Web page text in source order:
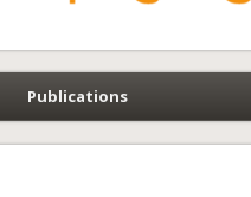
Publications